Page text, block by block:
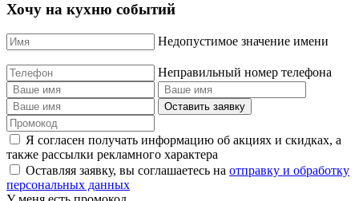
Хочу на кухню событий
Недопустимое значение имени
Неправильный номер телефона
Оставить заявку
Я согласен получать информацию об акциях и скидках, а
также рассылки рекламного характера
Оставляя заявку, вы соглашаетесь на отправку и обработку
персональных данных